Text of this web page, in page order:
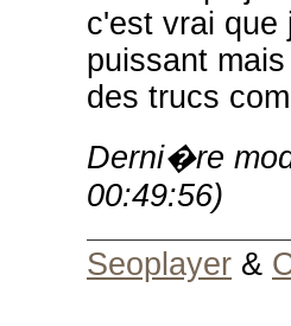
c'est vrai que
puissant
des trucs
Derni�re
00:49:56)
Seoplayer &